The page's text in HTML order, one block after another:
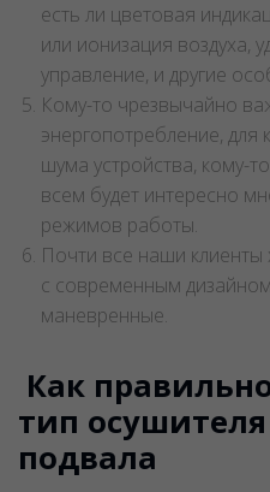
есть ли цветовая
или ионизация воздуха,
управление, и другие
Кому-то чрезвычайно
энергопотребление, для
шума устройства, кому-
всем будет интересно
режимов работы.
Почти все наши клиенты
с современным
маневренные.
Как
тип
подвала